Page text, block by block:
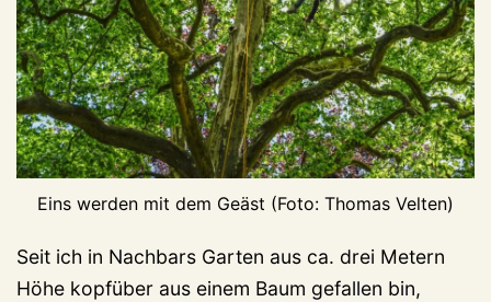
Eins werden mit dem Geäst (Foto: Thomas Velten)
Seit ich in Nachbars Garten aus ca. drei Metern
Höhe kopfüber aus einem Baum gefallen bin,